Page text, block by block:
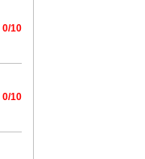
0/10
0/10